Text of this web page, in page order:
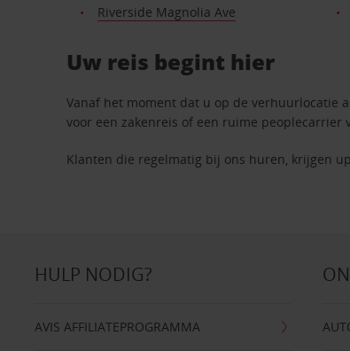
Riverside Magnolia Ave
Uw reis begint hier
Vanaf het moment dat u op de verhuurlocatie
voor een zakenreis of een ruime peoplecarrier
Klanten die regelmatig bij ons huren, krijgen
HULP NODIG?
AVIS AFFILIATEPROGRAMMA